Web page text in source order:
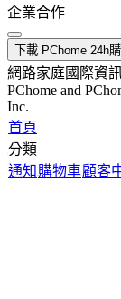
企業合作
下載 PChome 24h
網路家庭國際資
PChome and
Inc.
首頁
分類
通知 購物車顧客